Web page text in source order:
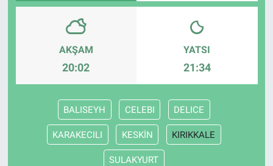
AKŞAM
20:02
YATSI
21:34
BALISEYH CELEBI DELICE
KARAKECILI KESKİN KIRIKKALE
SULAKYURT